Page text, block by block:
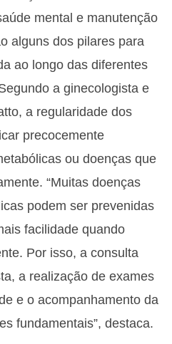
mental e manutenção
alguns dos pilares para
ao longo das diferentes
a ginecologista e
a regularidade dos
precocemente
ou doenças que
“Muitas doenças
podem ser prevenidas
facilidade quando
Por isso, a consulta
a realização de exames
e o acompanhamento da
fundamentais”, destaca.